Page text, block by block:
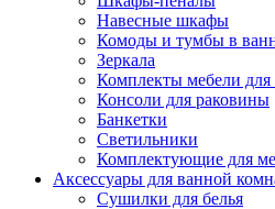
Навесные шкафы
Комоды и тумбы в
Зеркала
Комплекты мебели
Консоли для раковины
Банкетки
Светильники
Комплектующие для
Аксессуары для ванной
Сушилки для белья